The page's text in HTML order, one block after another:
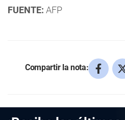
FUENTE: AFP
Compartir la nota: